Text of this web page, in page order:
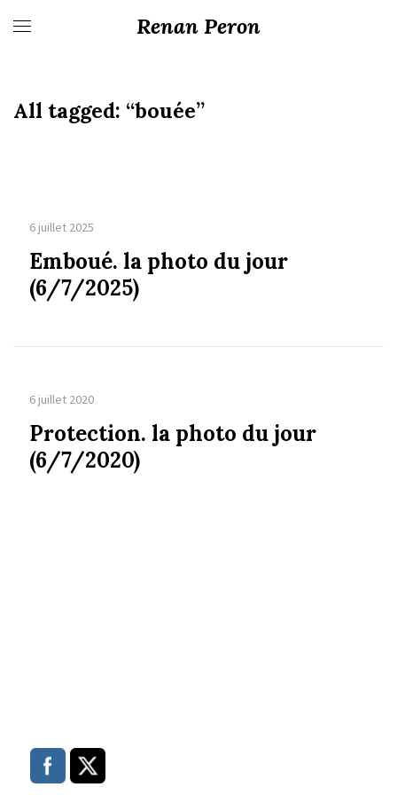
Renan Peron
All tagged: “bouée”
6 juillet 2025
Emboué. la photo du jour
(6/7/2025)
6 juillet 2020
Protection. la photo du jour
(6/7/2020)